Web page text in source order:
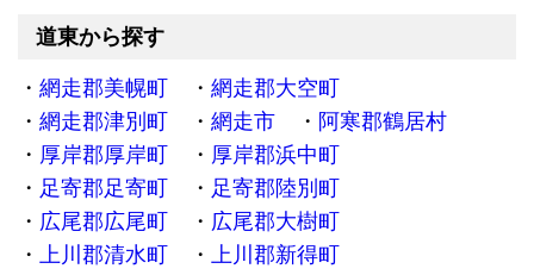
道東から探す
網走郡美幌町
網走郡大空町
網走郡津別町
網走市
阿寒郡鶴居村
厚岸郡厚岸町
厚岸郡浜中町
足寄郡足寄町
足寄郡陸別町
広尾郡広尾町
広尾郡大樹町
上川郡清水町
上川郡新得町